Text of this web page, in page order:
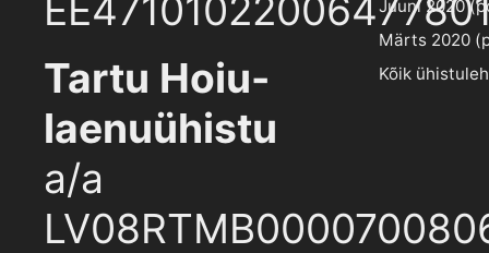
Tartu Hoiu-
laenuühistu
a/a
Juuni 2020
Märts 2020
Kõik